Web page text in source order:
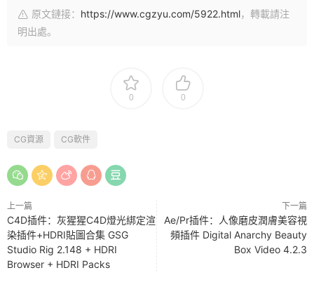
原文鏈接： https://www.cgzyu.com/5922.html，轉載請注
明出處。
0 0
CG資源 CG軟件
上一篇
C4D插件：灰猩猩C4D燈光綁定渲
染插件+HDRI貼圖合集 GSG
Studio Rig 2.148 + HDRI
Browser + HDRI Packs
下一篇
Ae/Pr插件：人像磨皮潤膚美容視
頻插件 Digital Anarchy Beauty
Box Video 4.2.3